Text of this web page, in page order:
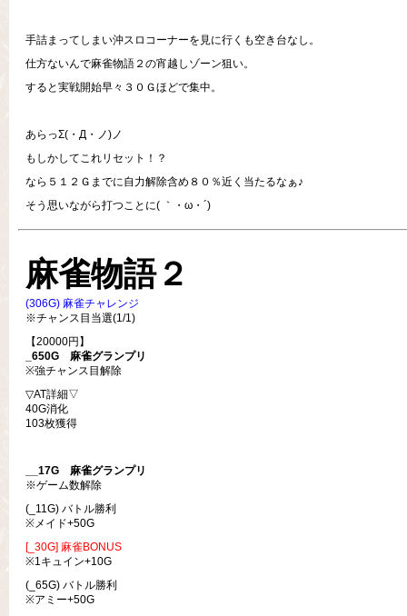
手詰まってしまい沖スロコーナーを見に行くも空き台なし。
仕方ないんで麻雀物語２の宵越しゾーン狙い。
すると実戦開始早々３０Ｇほどで集中。
あらっΣ(・Д・ノ)ノ
もしかしてこれリセット！？
なら５１２Ｇまでに自力解除含め８０％近く当たるなぁ♪
そう思いながら打つことに( ｀・ω・´)
麻雀物語２
(306G) 麻雀チャレンジ
※チャンス目当選(1/1)
【20000円】
_650G 麻雀グランプリ
※強チャンス目解除
▽AT詳細▽
40G消化
103枚獲得
__17G 麻雀グランプリ
※ゲーム数解除
(_11G) バトル勝利
※メイド+50G
[_30G] 麻雀BONUS
※1キュイン+10G
(_65G) バトル勝利
※アミー+50G